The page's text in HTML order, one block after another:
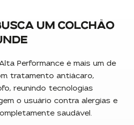
UM COLCHÃO
Performance é mais um de
tratamento antiácaro,
reunindo tecnologias
o usuário contra alergias e
saudável.